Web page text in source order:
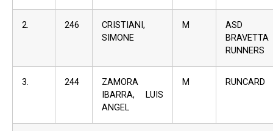
2. 246
CRISTIANI,
SIMONE
M
ASD
BRAVETTA
RUNNERS
3. 244
ZAMORA
IBARRA, LUIS
ANGEL
M RUNCARD